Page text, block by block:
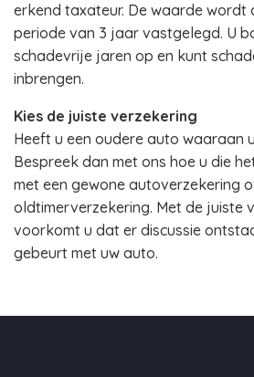
erkend taxateur. De waarde wordt
periode van 3 jaar vastgelegd. U
schadevrije jaren op en kunt
inbrengen.
Kies de juiste verzekering
Heeft u een oudere auto waaraan
Bespreek dan met ons hoe u die
met een gewone autoverzekering
oldtimerverzekering. Met de juiste
voorkomt u dat er discussie
gebeurt met uw auto.